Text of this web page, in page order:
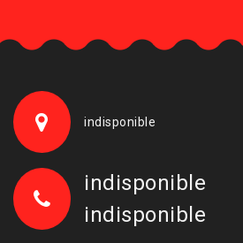
indisponible
indisponible
indisponible